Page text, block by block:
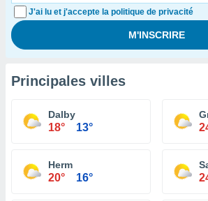
J'ai lu et j'accepte la politique de privacité
Principales villes
Dalby
18° 13°
Herm
20° 16°